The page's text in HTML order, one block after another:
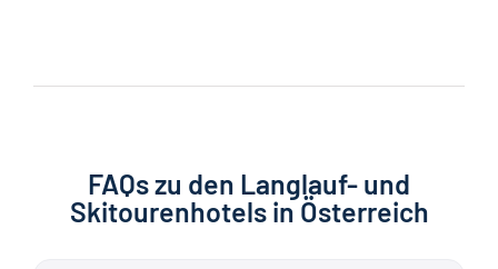
FAQs zu den Langlauf- und
Skitourenhotels in Österreich